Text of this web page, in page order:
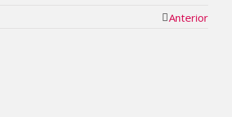
Anterior